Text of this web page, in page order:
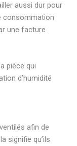
aussi dur pour
consommation
une facture
pièce qui
d’humidité
afin de
signifie qu’ils